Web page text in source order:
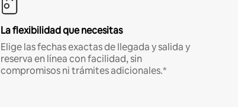
La flexibilidad que necesitas
Elige las fechas exactas de llegada y salida y
reserva en línea con facilidad, sin
compromisos ni trámites adicionales.*